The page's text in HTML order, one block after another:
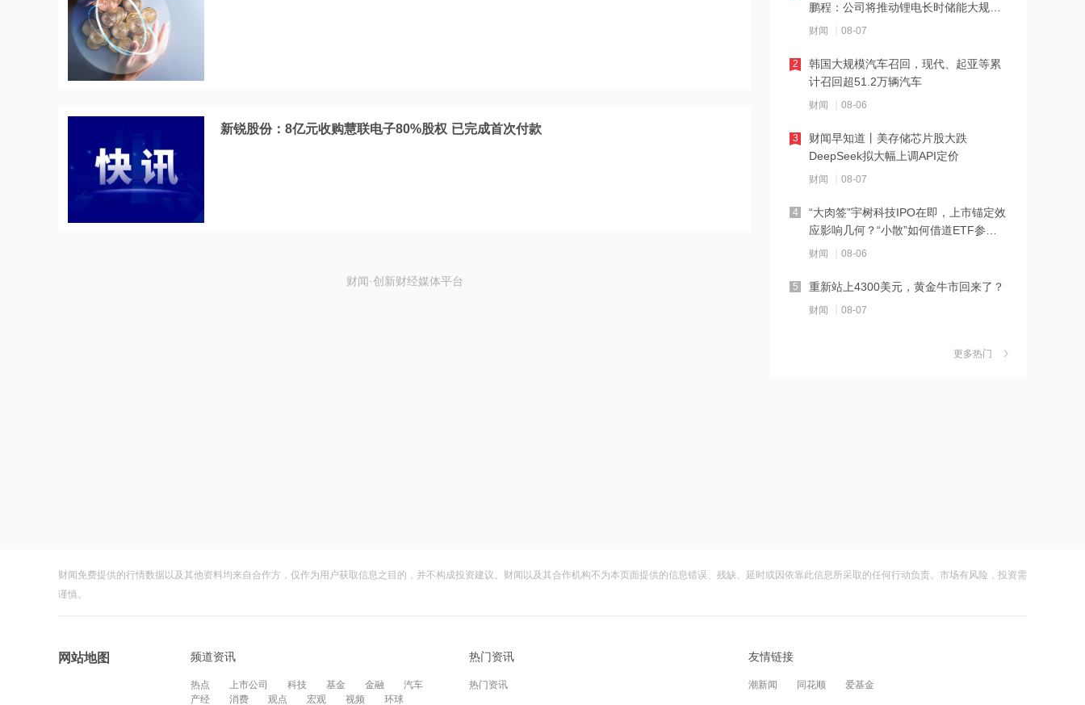
新锐股份：8亿元收购慧联电子80%股权 已完成首次付款
财闻·创新财经媒体平台
10:34
北京购房政策调整！非京籍家庭购房社
10:33
宇树科技王兴兴：人形机器人距离工业
10:32
河南1~7月房地产企业销售业绩TOP20
10:31
多家银行力推“打新”理财产品 低门槛轻
10:27
OpenAI、甲骨文背后的“卖水人”曝光！
金迎时差红利，散户福音还是量化镰刀
09:41
鹏程：公司将推动锂电长时储能大规模
交付
财闻 08-07
韩国大规模汽车召回，现代、起亚等累
计召回超51.2万辆汽车
财闻 08-06
2
财闻早知道丨美存储芯片股大跌
DeepSeek拟大幅上调API定价
财闻 08-07
3
“大肉签”宇树科技IPO在即，上市锚定效
应影响几何？“小散”如何借道ETF参
与？
财闻 08-06
4
重新站上4300美元，黄金牛市回来了？
财闻 08-07
5
四成？公司回应：设备还在安装中，谈
更多热门
财闻免费提供的行情数据以及其他资料均来自合作方，仅作为用户获取信息之目的，并不构成投资建议。财闻以及其合作机构不为本页面提供的信息错误、残缺、延时或因依靠此信息所采取的任何行动负责。市场有风险，投资需
谨慎。
网站地图 频道资讯
热点 上市公司 科技 基金 金融
汽车
产经
消费 观点 宏观 视频 环球
热门资讯
热门资讯
友情链接
潮新闻 同花顺 爱基金